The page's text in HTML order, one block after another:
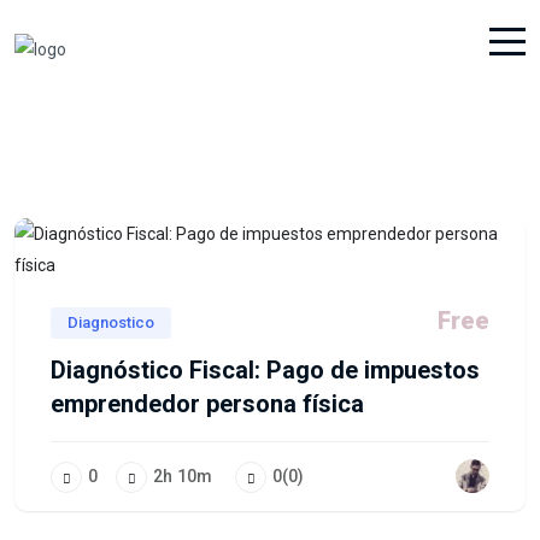
Diagnostico
Free
Diagnóstico Fiscal: Pago de impuestos
emprendedor persona física
0 2h 10m 0(0)